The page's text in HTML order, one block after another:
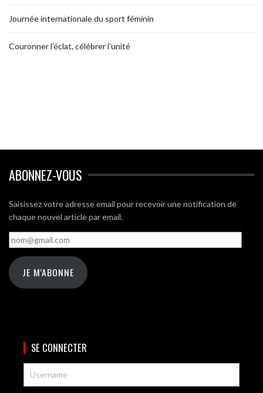
Journée internationale du sport féminin
Couronner l’éclat, célébrer l’unité
ABONNEZ-VOUS
Saisissez votre adresse email pour recevoir une notification de
chaque nouvel article par email.
nom@gmail.com
JE M'ABONNE
SE CONNECTER